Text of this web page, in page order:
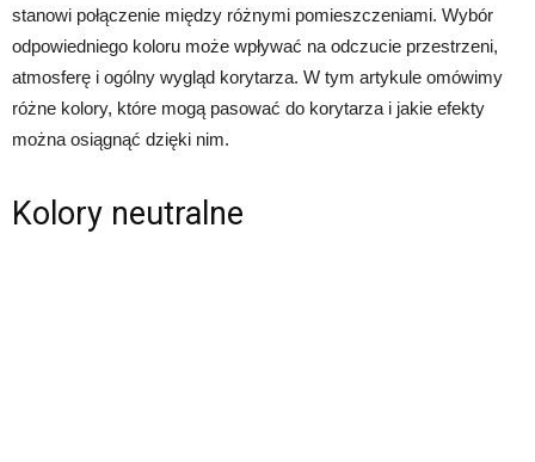
stanowi połączenie między różnymi pomieszczeniami. Wybór
odpowiedniego koloru może wpływać na odczucie przestrzeni,
atmosferę i ogólny wygląd korytarza. W tym artykule omówimy
różne kolory, które mogą pasować do korytarza i jakie efekty
można osiągnąć dzięki nim.
Kolory neutralne